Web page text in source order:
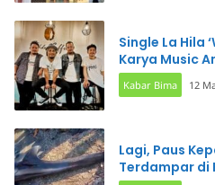
Single La Hila
Karya Music
Kabar Bima 12
Lagi, Paus
Terdampar di